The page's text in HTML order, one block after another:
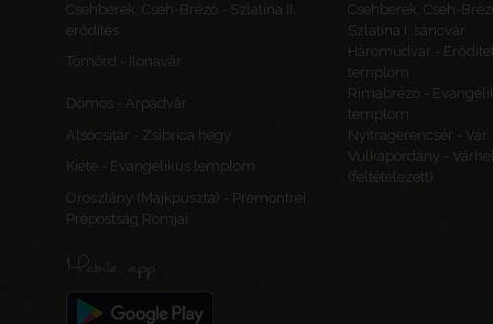
Csehberek, Cseh-Brézó - Szlatina II.
erődítés
Csehberek, Cseh-
Szlatina I. sáncvár
Tömörd - Ilonavár
Háromudvar -
templom
Dömös - Árpádvár
Rimabrézó -
templom
Alsócsitár - Zsibrica hegy
Nyitragerencsér - Vár
Kiéte - Evangélikus templom
Vulkapordány -
(feltételezett)
Oroszlány (Majkpuszta) - Premontrei
Prépostság Romjai
Mobile app